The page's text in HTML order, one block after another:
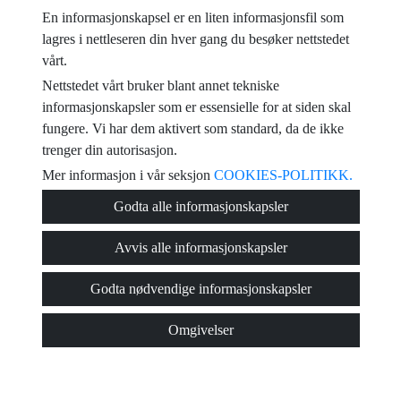
e-post
melding
Send
En informasjonskapsel er en liten informasjonsfil som
lagres i nettleseren din hver gang du besøker nettstedet
vårt.
Nettstedet vårt bruker blant annet tekniske
informasjonskapsler som er essensielle for at siden skal
fungere. Vi har dem aktivert som standard, da de ikke
trenger din autorisasjon.
Mer informasjon i vår seksjon COOKIES-POLITIKK.
Godta alle informasjonskapsler
Avvis alle informasjonskapsler
Godta nødvendige informasjonskapsler
Omgivelser